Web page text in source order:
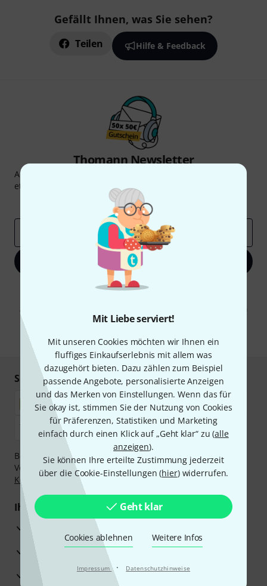
Mit Liebe serviert!
Mit unseren Cookies möchten wir Ihnen ein
fluffiges Einkaufserlebnis mit allem was
dazugehört bieten. Dazu zählen zum Beispiel
passende Angebote, personalisierte Anzeigen
und das Merken von Einstellungen. Wenn das für
Sie okay ist, stimmen Sie der Nutzung von Cookies
für Präferenzen, Statistiken und Marketing
einfach durch einen Klick auf „Geht klar“ zu (alle
anzeigen).
Sie können Ihre erteilte Zustimmung jederzeit
über die Cookie-Einstellungen (hier) widerrufen.
Geht klar
Cookies ablehnen Weitere Infos
Impressum · Datenschutzhinweise
Gefällt Ihnen, was Sie sehen?
Teilen Hilfe & Feedback
Thomann Newsletter
Abonniere den Thomann Newsletter und gewinne mit
etwas Glück einen von
50 Gutscheinen
Inspirierende Beiträge
Deals
Jetzt anmelden
Mit Klick auf „Jetzt anmelden“ stimmen Sie dem Erhalt von E-Mail-
Abmeldung ist jederzeit möglich. Weitere Informationen finden Sie in
unseren Datenschutzhinweisen
* Pflichtfeld
Sicher einkaufen & bezahlen
Bezahlen Sie vertraulich und sicher per Nachnahme,
Vorkasse, PayPal, Amazon Pay,
Klarna Sofort bezahlen
Klarna Ratenzahlungoder Kreditkarte.
Ihre Vorteile
3 Jahre Thomann Garantie
30 Tage Money-Back-Garantie
Reparaturservice